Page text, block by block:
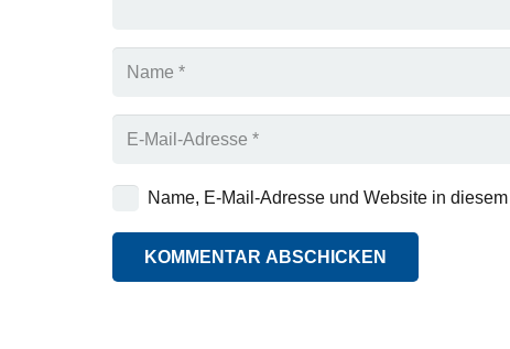
Name, E-Mail-Adresse und Website in
KOMMENTAR ABSCHICKEN